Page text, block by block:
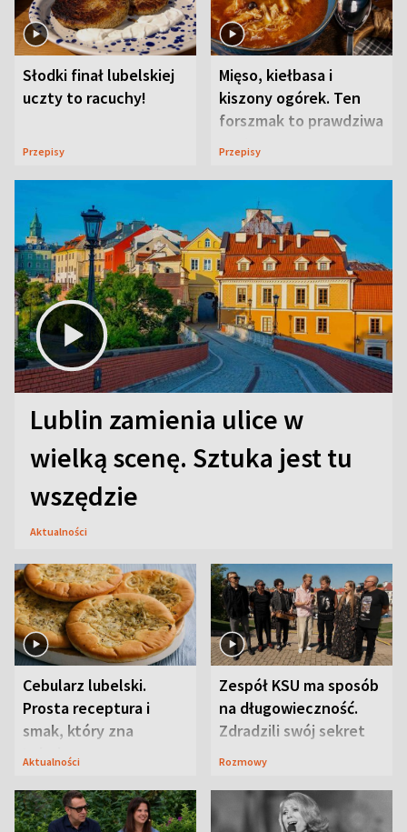
Słodki finał lubelskiej
uczty to racuchy!
Przepisy
Mięso, kiełbasa i
kiszony ogórek. Ten
forszmak to prawdziwa
uczta
Przepisy
Lublin zamienia ulice w
wielką scenę. Sztuka jest tu
wszędzie
Aktualności
Cebularz lubelski.
Prosta receptura i
smak, który zna
Lubelszczyzna
Aktualności
Zespół KSU ma sposób
na długowieczność.
Zdradzili swój sekret
Rozmowy